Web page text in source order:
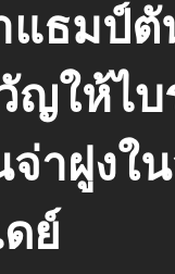
แธมป์
ญให้ไ
จ่าฝูงใ
ย์